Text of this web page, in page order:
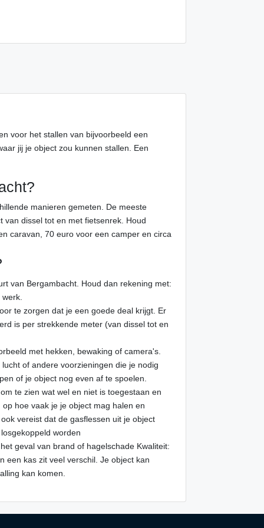
voor het stallen van bijvoorbeeld een
jij je object zou kunnen stallen. Een
manieren gemeten. De meeste
dissel tot en met fietsenrek. Houd
caravan, 70 euro voor een camper en circa
van Bergambacht. Houd dan rekening met:
te zorgen dat je een goede deal krijgt. Er
is per strekkende meter (van dissel tot en
met hekken, bewaking of camera's.
of andere voorzieningen die je nodig
of je object nog even af te spoelen.
te zien wat wel en niet is toegestaan en
hoe vaak je je object mag halen en
vereist dat de gasflessen uit je object
worden
geval van brand of hagelschade Kwaliteit:
een kas zit veel verschil. Je object kan
kan komen.